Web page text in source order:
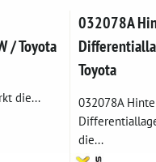
/ Toyota
die...
032078A
Toyota
032078A
die...